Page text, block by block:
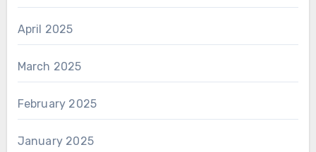
April 2025
March 2025
February 2025
January 2025